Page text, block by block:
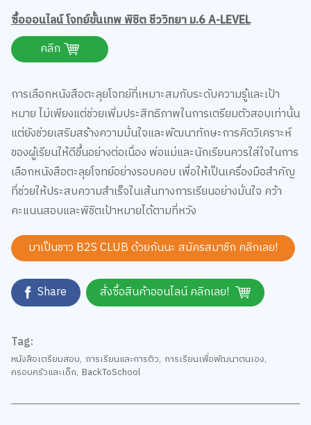
ซื้อออนไลน์ โจทย์ขั้นเทพ พิชิต ชีววิทยา ม.6 A-LEVEL
คลิก
การเลือกหนังสือตะลุยโจทย์ที่เหมาะสมกับระดับความรู้และเป้า
หมาย ไม่เพียงแต่ช่วยเพิ่มประสิทธิภาพในการเตรียมตัวสอบเท่านั้น
แต่ยังช่วยเสริมสร้างความมั่นใจและพัฒนาทักษะการคิดวิเคราะห์
ของผู้เรียนให้ดีขึ้นอย่างต่อเนื่อง พ่อแม่และนักเรียนควรใส่ใจในการ
เลือกหนังสือตะลุยโจทย์อย่างรอบคอบ เพื่อให้เป็นเครื่องมือสำคัญ
ที่ช่วยให้ประสบความสำเร็จในเส้นทางการเรียนอย่างมั่นใจ คว้า
คะแนนสอบและพิชิตเป้าหมายได้ตามที่หวัง
มาเป็นชาว B2S CLUB ด้วยกันนะ สมัครสมาชิก คลิกเลย!
Share สั่งซื้อสินค้าออนไลน์ คลิกเลย!
Tag:
หนังสือเตรียมสอบ, การเรียนและการติว, การเรียนเพื่อพัฒนาตนเอง,
ครอบครัวและเด็ก, BackToSchool